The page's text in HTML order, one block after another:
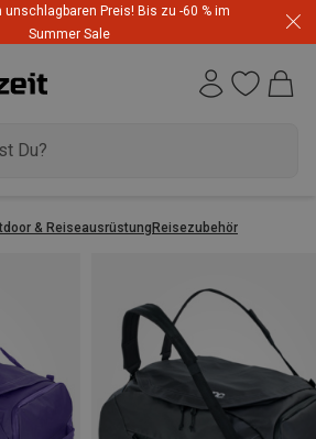
unschlagbaren Preis! Bis zu -60 % im
Summer Sale
& ReiseausrüstungReisezubehör